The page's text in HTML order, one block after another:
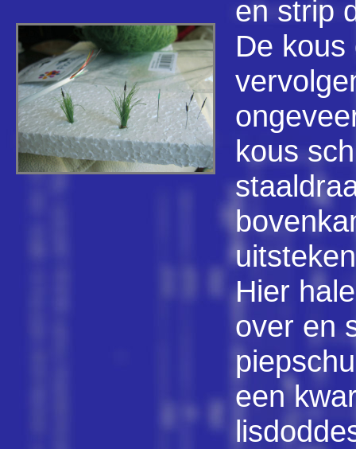
en strip
De
kous
Hier
over en
een